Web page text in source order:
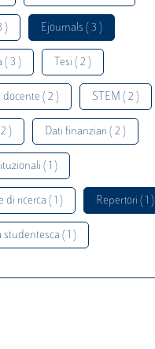
) Ejournals ( 3 )
( 3 ) Tesi ( 2 )
docente ( 2 ) STEM ( 2 )
) Dati finanziari ( 2 )
( 1 )
di ricerca ( 1 ) Repertori ( 1 )
( 1 )